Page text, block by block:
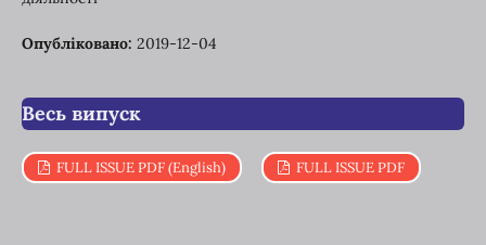
Опубліковано: 2019-12-04
Весь випуск
FULL ISSUE PDF (English) FULL ISSUE PDF